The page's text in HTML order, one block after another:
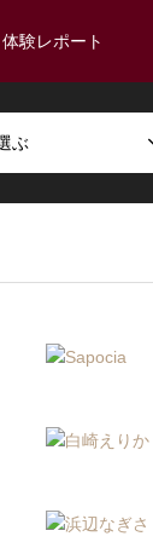
体験レポート
ぶ